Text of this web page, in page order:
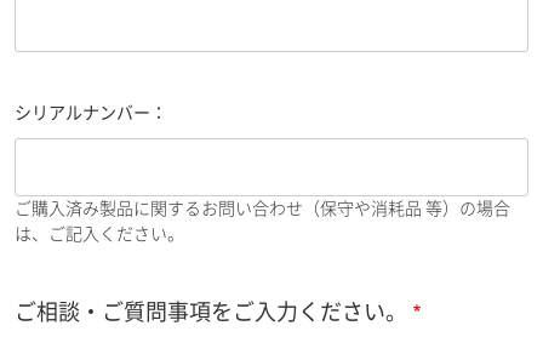
シリアルナンバー：
ご購入済み製品に関するお問い合わせ（保守や消耗品 等）の場合
は、ご記入ください。
ご相談・ご質問事項をご入力ください。